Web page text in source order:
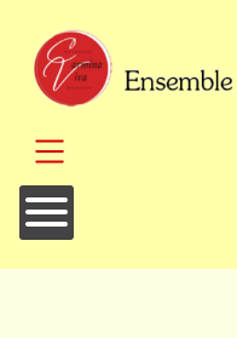
SKIP TO MAIN